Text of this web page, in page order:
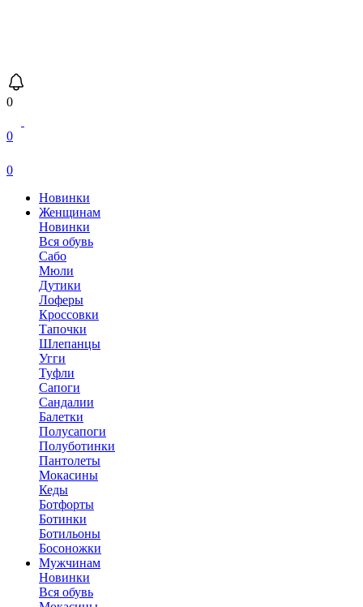
0
0
0
Новинки
Женщинам
Новинки
Вся обувь
Сабо
Мюли
Дутики
Лоферы
Кроссовки
Тапочки
Шлепанцы
Угги
Туфли
Сапоги
Сандалии
Балетки
Полусапоги
Полуботинки
Пантолеты
Мокасины
Кеды
Ботфорты
Ботинки
Ботильоны
Босоножки
Мужчинам
Новинки
Вся обувь